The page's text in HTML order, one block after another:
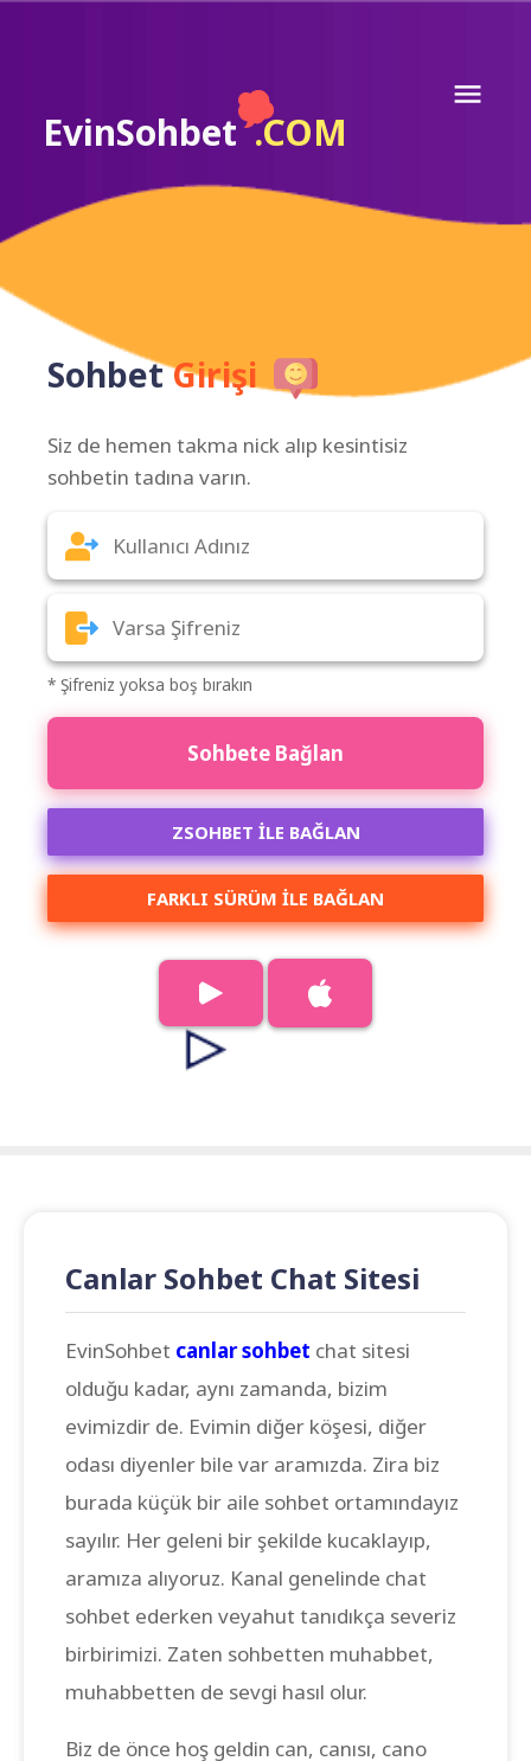
EvinSohbet .COM
SohbetGirişi
Siz de hemen takma nick alıp kesintisiz
sohbetin tadına varın.
* Şifreniz yoksa boş bırakın
Sohbete Bağlan
ZSOHBET İLE BAĞLAN
FARKLI SÜRÜM ILE BAĞLAN
Canlar Sohbet Chat Sitesi
EvinSohbet canlar sohbet chat sitesi
olduğu kadar, aynı zamanda, bizim
evimizdir de. Evimin diğer köşesi, diğer
odası diyenler bile var aramızda. Zira biz
burada küçük bir aile sohbet ortamındayız
sayılır. Her geleni bir şekilde kucaklayıp,
aramıza alıyoruz. Kanal genelinde chat
sohbet ederken veyahut tanıdıkça severiz
birbirimizi. Zaten sohbetten muhabbet,
muhabbetten de sevgi hasıl olur.
Biz de önce hoş geldin can, canısı, cano